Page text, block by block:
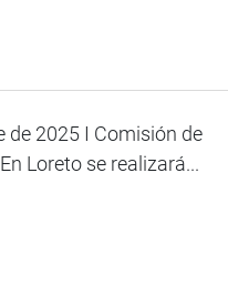
de 2025 I Comisión de
Loreto se realizará...